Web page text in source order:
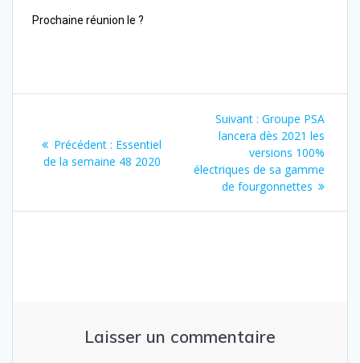
Prochaine réunion le ?
Précédent : Essentiel
de la semaine 48 2020
Suivant : Groupe PSA
lancera dès 2021 les
versions 100%
électriques de sa gamme
de fourgonnettes
Laisser un commentaire